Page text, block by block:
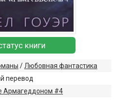
книги
/ Любовная фантастика
перевод
Армагеддоном #4